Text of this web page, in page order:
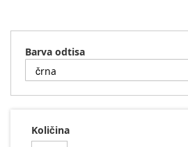
začetek
galerije
Barva odtisa
Količina